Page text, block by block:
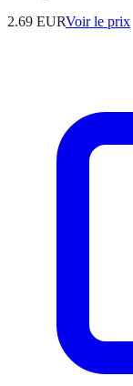
2.69 EURVoir le prix